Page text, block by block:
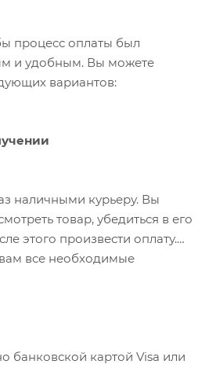
процесс оплаты был
и удобным. Вы можете
вариантов:
наличными курьеру. Вы
товар, убедиться в его
этого произвести оплату.
все необходимые
банковской картой Visa или